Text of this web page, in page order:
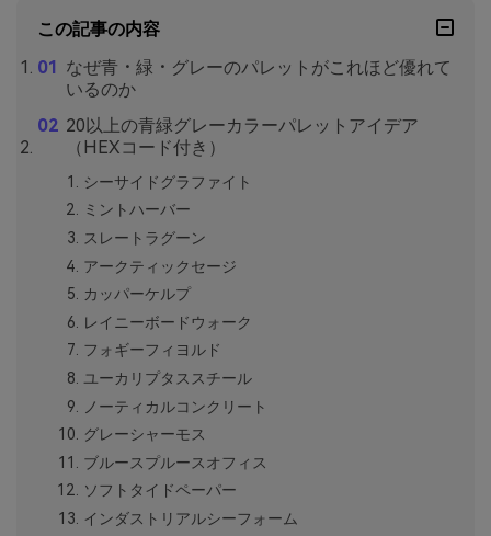
この記事の内容
なぜ青・緑・グレーのパレットがこれほど優れて
いるのか
20以上の青緑グレーカラーパレットアイデア
（HEXコード付き）
シーサイドグラファイト
ミントハーバー
スレートラグーン
アークティックセージ
カッパーケルプ
レイニーボードウォーク
フォギーフィヨルド
ユーカリプタススチール
ノーティカルコンクリート
グレーシャーモス
ブルースプルースオフィス
ソフトタイドペーパー
インダストリアルシーフォーム